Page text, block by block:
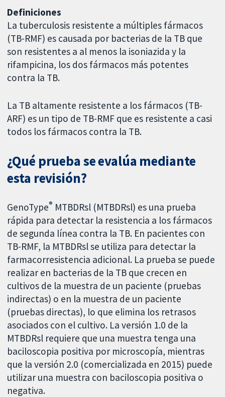
Definiciones
La tuberculosis resistente a múltiples fármacos
(TB-RMF) es causada por bacterias de la TB que
son resistentes a al menos la isoniazida y la
rifampicina, los dos fármacos más potentes
contra la TB.
La TB altamente resistente a los fármacos (TB-
ARF) es un tipo de TB-RMF que es resistente a casi
todos los fármacos contra la TB.
¿Qué prueba se evalúa mediante
esta revisión?
GenoType® MTBDRsl (MTBDRsl) es una prueba
rápida para detectar la resistencia a los fármacos
de segunda línea contra la TB. En pacientes con
TB-RMF, la MTBDRsl se utiliza para detectar la
farmacorresistencia adicional. La prueba se puede
realizar en bacterias de la TB que crecen en
cultivos de la muestra de un paciente (pruebas
indirectas) o en la muestra de un paciente
(pruebas directas), lo que elimina los retrasos
asociados con el cultivo. La versión 1.0 de la
MTBDRsl requiere que una muestra tenga una
baciloscopia positiva por microscopía, mientras
que la versión 2.0 (comercializada en 2015) puede
utilizar una muestra con baciloscopia positiva o
negativa.